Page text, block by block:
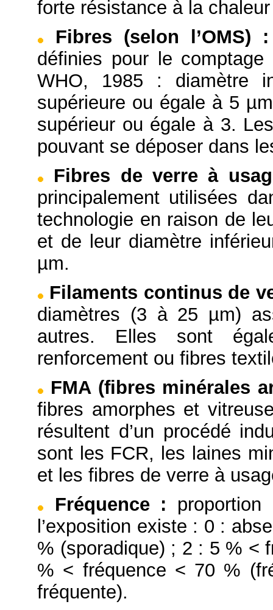
forte résistance à la
Fibres (selon l’OMS) :
définies pour le
WHO, 1985 : diamètre
supérieure ou égale à 5
supérieur ou égale à 3.
pouvant se déposer dans
Fibres de verre à
principalement utilisées
technologie en raison de
et de leur diamètre
µm.
Filaments continus de
diamètres (3 à 25 µm)
autres. Elles sont
renforcement ou fibres
FMA (fibres minérales
fibres amorphes et
résultent d’un procédé
sont les FCR, les laines
et les fibres de verre à
Fréquence:
l’exposition existe : 0 :
% (sporadique) ; 2 : 5 % <
% < fréquence < 70 %
fréquente).